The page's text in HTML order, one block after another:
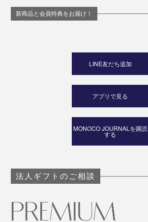
新商品と会員特典をお届け！
LINE友だち追加
アプリで見る
MONOCO JOURNALを購読
する
法人ギフトのご相談